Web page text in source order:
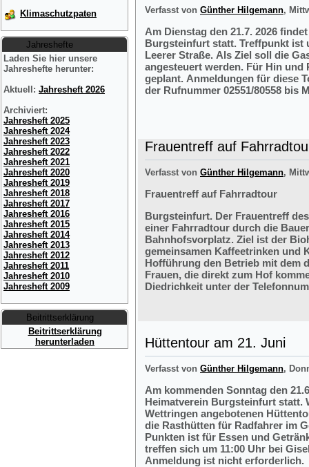
Klimaschutzpaten
Jahreshefte
Laden Sie hier unsere
Jahreshefte herunter:
Aktuell: Jahresheft 2026
Archiviert:
Jahresheft 2025
Jahresheft 2024
Jahresheft 2023
Jahresheft 2022
Jahresheft 2021
Jahresheft 2020
Jahresheft 2019
Jahresheft 2018
Jahresheft 2017
Jahresheft 2016
Jahresheft 2015
Jahresheft 2014
Jahresheft 2013
Jahresheft 2012
Jahresheft 2011
Jahresheft 2010
Jahresheft 2009
Beitrittserklärung
Beitrittserklärung
herunterladen
Verfasst von Günther Hilgemann,
Am Dienstag den 21.7. 2026
Burgsteinfurt statt. Treffpunkt ist
Leerer Straße. Als Ziel soll die
angesteuert werden. Für Hin und
geplant. Anmeldungen für diese
der Rufnummer 02551/80558 bis
Frauentreff auf
Verfasst von Günther Hilgemann,
Frauentreff auf Fahrradtour
Burgsteinfurt. Der Frauentreff
einer Fahrradtour durch die
Bahnhofsvorplatz. Ziel ist der
gemeinsamen Kaffeetrinken und
Hofführung den Betrieb mit dem
Frauen, die direkt zum Hof
Diedrichkeit unter der
Hüttentour am 21. Juni
Verfasst von Günther Hilgemann,
Am kommenden Sonntag den
Heimatverein Burgsteinfurt statt.
Wettringen angebotenen
die Rasthütten für Radfahrer im
Punkten ist für Essen und
treffen sich um 11:00 Uhr bei
Anmeldung ist nicht erforderlich.